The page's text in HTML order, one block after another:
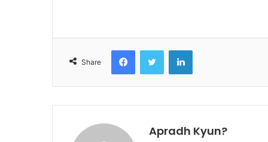
Share
Apradh Kyun?